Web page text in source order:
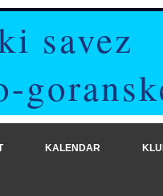
savez
KALENDAR